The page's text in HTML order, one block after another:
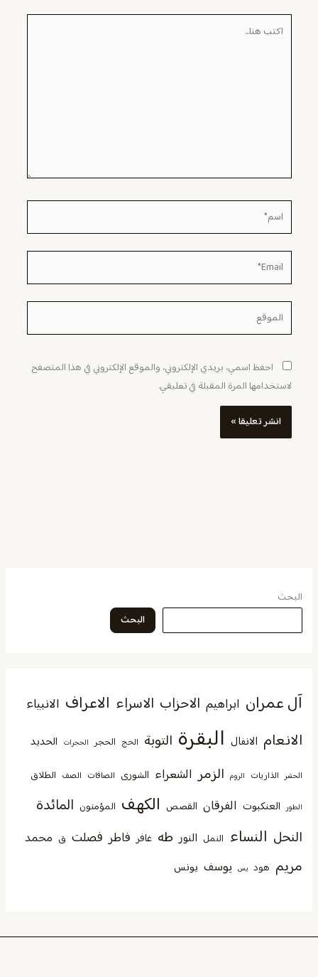
اسم*
Email*
الموقع
احفظ اسمي، بريدي الإلكتروني، والموقع الإلكتروني في هذا المتصفح
لاستخدامها المرة المقبلة في تعليقي.
البحث
البحث
آل عمران ابراهيم الاحزاب الاسراء الاعراف الانبياء
الانعام الانفال البقرة التوبة الحج الحجر الحجرات الحديد
الحشر الذاريات الروم الزمر الشعراء الشورى الصافات الصف الطلاق
الطور العنكبوت الفرقان القصص الكهف المؤمنون المائدة
النحل النساء النمل النور طه غافر فاطر فصلت ق محمد
مريم هود يس يوسف يونس